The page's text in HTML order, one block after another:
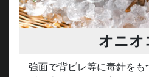
オニオ
強面で背ビレ等に毒針を